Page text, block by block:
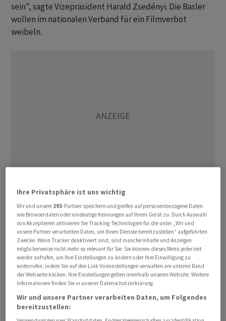
sein", sagte Vizepräsident Harald Zsedényi. Die Basler
wollen im nationalen Verband für ein Filmverbot
weibeln.
"NZZ am Sonntag":
Seit dem starken Anstieg der Strompreise haben sich
viele Kleinkunden und Gewerbebetriebe an die
unabhängige Strommarktaufsicht Elcom gewendet. Ihr
Ärger ist oft nachvollziehbar, wie sich aus Dokumenten
der Elcom folgern lässt. Es gebe "eine Reihe von
grundversorgten Verbraucher" ihre Gewinne
optimieren, schreibt die Aufsichtsbehörde dort. Um
Ihre Privatsphäre ist uns wichtig
Wir und unsere 293-Partner speichern und greifen auf personenbezogene Daten
wie Browserdaten oder eindeutige Kennungen auf Ihrem Gerät zu. Durch Auswahl
von Akzeptieren aktivieren Sie Tracking-Technologien für die unter „Wir und
unsere Partner verarbeiten Daten, um Ihnen Dienste bereitzustellen“ aufgeführten
Zwecke. Wenn Tracker deaktiviert sind, sind manche Inhalte und Anzeigen
möglicherweise nicht mehr so relevant für Sie. Sie können dieses Menü jederzeit
wieder aufrufen, um Ihre Einstellungen zu ändern oder Ihre Einwilligung zu
widerrufen, indem Sie auf den Link Voreinstellungen verwalten am unteren Rand
der Webseite klicken. Ihre Einstellungen gelten innerhalb unseres Website. Weitere
Informationen finden Sie in unserer Datenschutzerklärung.
Wir und unsere Partner verarbeiten Daten, um Folgendes
bereitzustellen: